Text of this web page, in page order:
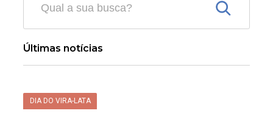
Últimas notícias
DIA DO VIRA-LATA